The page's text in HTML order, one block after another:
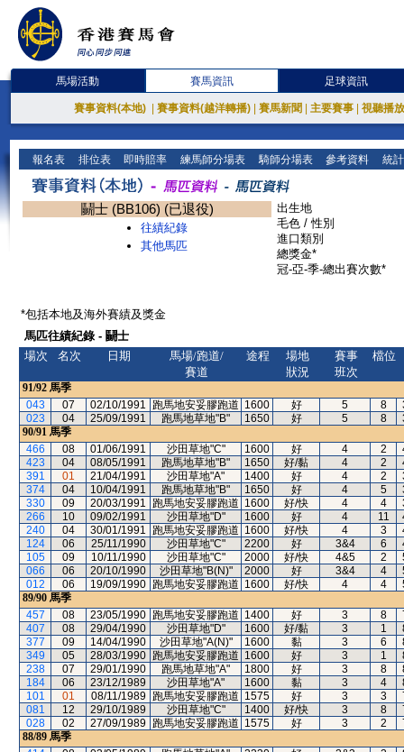
馬場活動 賽馬資訊 足球資訊
賽事資料(本地) 賽事資料(越洋轉播) 賽馬新聞 主要賽事 視聽播
報名表 排位表 即時賠率 練馬師分場表 騎師分場表 參考資料 統
鬭士 (BB106) (已退役)
往績紀錄
其他馬匹
出生地
毛色 / 性別
進口類別
總獎金*
冠-亞-季-總出賽次數*
*包括本地及海外賽績及獎金
馬匹往績紀錄 - 鬭士
場次
名次 日期
馬場/跑道/
賽道
途程
場地
狀況
賽事
班次
檔位
91/92 馬季
043
07 02/10/1991 跑馬地安妥膠跑道 1600 好 5 8
023
04 25/09/1991 跑馬地草地"B" 1650 好 5 8
90/91 馬季
466
08 01/06/1991 沙田草地"C" 1600 好 4 2
423
04 08/05/1991 跑馬地草地"B" 1650 好/黏 4 2
391
01 21/04/1991 沙田草地"A" 1400 好 4 2
374
04 10/04/1991 跑馬地草地"B" 1650 好 4 5
330
09 20/03/1991 跑馬地安妥膠跑道 1600 好/快 4 4
266
10 09/02/1991 沙田草地"D" 1600 好 4 11
240
04 30/01/1991 跑馬地安妥膠跑道 1600 好/快 4 3
124
06 25/11/1990 沙田草地"C" 2200 好 3&4 6
105
09 10/11/1990 沙田草地"C" 2000 好/快 4&5 2
066
06 20/10/1990 沙田草地"B(N)" 2000 好 3&4 4
012
06 19/09/1990 跑馬地安妥膠跑道 1600 好/快 4 4
89/90 馬季
457
08 23/05/1990 跑馬地安妥膠跑道 1400 好 3 8
407
08 29/04/1990 沙田草地"D" 1600 好/黏 3 1
377
09 14/04/1990 沙田草地"A(N)" 1600 黏 3 6
349
05 28/03/1990 跑馬地安妥膠跑道 1600 好 3 1
238
07 29/01/1990 跑馬地草地"A" 1800 好 3 8
184
06 23/12/1989 沙田草地"A" 1600 黏 3 4
101
01 08/11/1989 跑馬地安妥膠跑道 1575 好 3 3
081
12 29/10/1989 沙田草地"C" 1400 好/快 3 8
028
02 27/09/1989 跑馬地安妥膠跑道 1575 好 3 2
88/89 馬季